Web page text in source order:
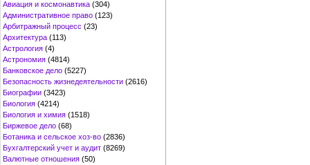
Авиация и космонавтика (304)
Административное право (123)
Арбитражный процесс (23)
Архитектура (113)
Астрология (4)
Астрономия (4814)
Банковское дело (5227)
Безопасность жизнедеятельности (2616)
Биографии (3423)
Биология (4214)
Биология и химия (1518)
Биржевое дело (68)
Ботаника и сельское хоз-во (2836)
Бухгалтерский учет и аудит (8269)
Валютные отношения (50)